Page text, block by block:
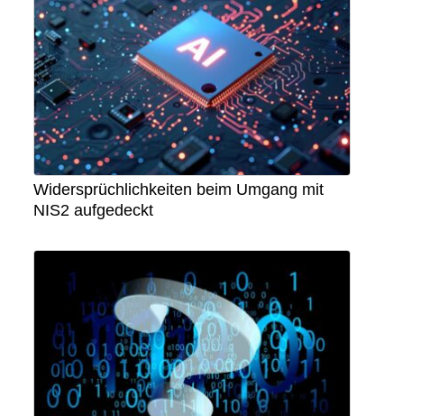
Widersprüchlichkeiten beim Umgang mit
NIS2 aufgedeckt